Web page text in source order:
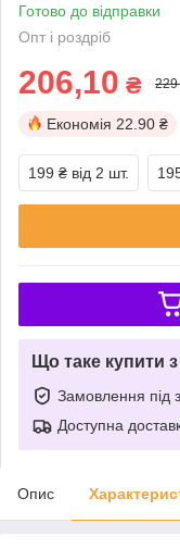
Готово до відправки
Опт і роздріб
206,10 ₴ 229
Економія 22.90 ₴
199 ₴ від 2 шт.
Що таке купити
Замовлення під
Доступна
Опис